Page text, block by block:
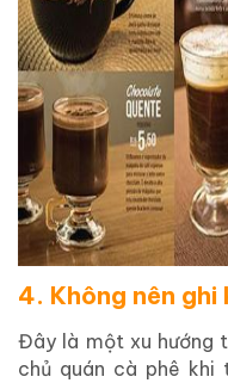
4. Không nên ghi
Đây là một xu hướng
chủ quán cà phê khi